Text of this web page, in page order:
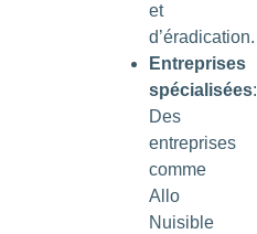
et
d’éradication.
Entreprises
spécialisées:
Des
entreprises
comme
Allo
Nuisible